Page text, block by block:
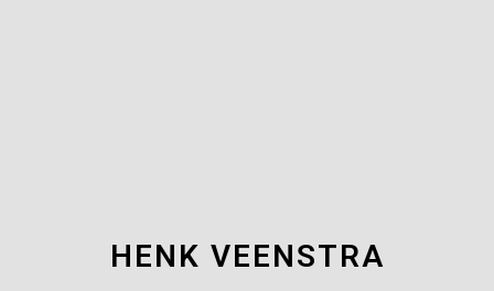
HENK VEENSTRA